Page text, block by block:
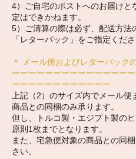
4）ご自宅のポストへのお届けと
定はできかねます。
5）ご清算の際は必ず、配送方法
「レターパック」をご指定くださ
＊ メール便およびレターパック
ーーーーーーーーーーーーーー
ーーーーーーーーーーーー
上記（2）のサイズ内でメール
商品との同梱のみ承ります。
但し、トルコ製・エジプト製の
原則1枚までとなります。
また、宅急便対象の商品との同
さい。